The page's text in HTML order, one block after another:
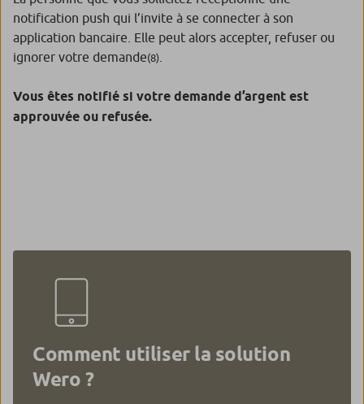
notification push qui l’invite à se connecter à son
application bancaire. Elle peut alors accepter, refuser ou
ignorer votre demande(8)
Vous êtes notifié si votre demande d’argent est
approuvée ou refusée.
Comment utiliser la solution
Wero ?